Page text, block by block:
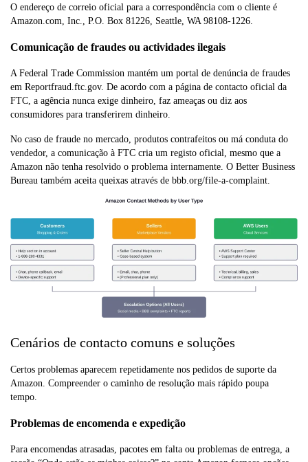
O endereço de correio oficial para a correspondência com o cliente é
Amazon.com, Inc., P.O. Box 81226, Seattle, WA 98108-1226.
Comunicação de fraudes ou actividades ilegais
A Federal Trade Commission mantém um portal de denúncia de fraudes
em Reportfraud.ftc.gov. De acordo com a página de contacto oficial da
FTC, a agência nunca exige dinheiro, faz ameaças ou diz aos
consumidores para transferirem dinheiro.
No caso de fraude no mercado, produtos contrafeitos ou má conduta do
vendedor, a comunicação à FTC cria um registo oficial, mesmo que a
Amazon não tenha resolvido o problema internamente. O Better Business
Bureau também aceita queixas através de bbb.org/file-a-complaint.
Cenários de contacto comuns e soluções
Certos problemas aparecem repetidamente nos pedidos de suporte da
Amazon. Compreender o caminho de resolução mais rápido poupa
tempo.
Problemas de encomenda e expedição
Para encomendas atrasadas, pacotes em falta ou problemas de entrega, a